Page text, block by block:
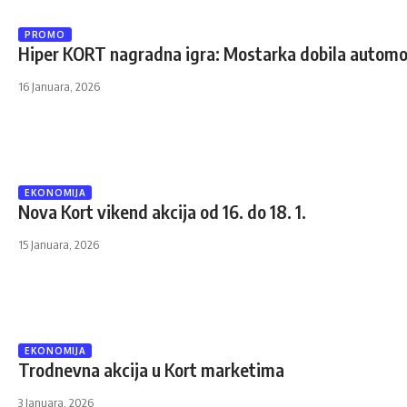
PROMO
Hiper KORT nagradna igra: Mostarka dobila
16 Januara, 2026
EKONOMIJA
Nova Kort vikend akcija od 16. do 18. 1.
15 Januara, 2026
EKONOMIJA
Trodnevna akcija u Kort marketima
3 Januara, 2026